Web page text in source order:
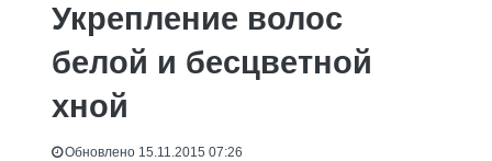
Укрепление волос
белой и бесцветной
хной
Обновлено 15.11.2015 07:26